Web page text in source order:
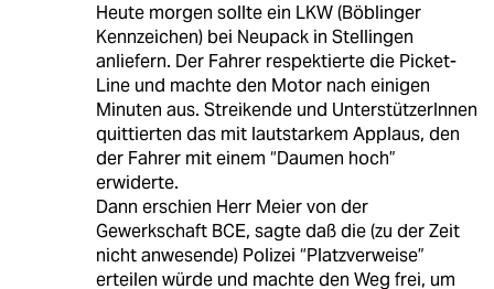
Heute morgen sollte ein LKW (Böblinger
Kennzeichen) bei Neupack in Stellingen
anliefern. Der Fahrer respektierte die Picket-
Line und machte den Motor nach einigen
Minuten aus. Streikende und UnterstützerInnen
quittierten das mit lautstarkem Applaus, den
der Fahrer mit einem “Daumen hoch”
erwiderte.
Dann erschien Herr Meier von der
Gewerkschaft BCE, sagte daß die (zu der Zeit
nicht anwesende) Polizei “Platzverweise”
erteilen würde und machte den Weg frei, um